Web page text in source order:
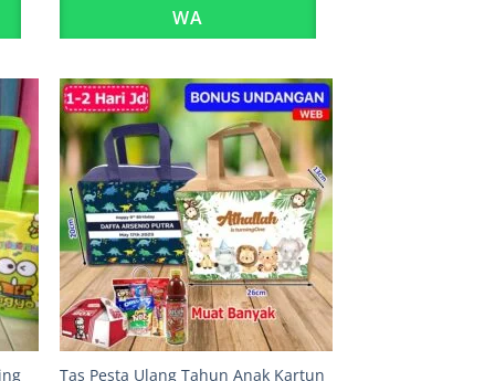
WA
Tas Pesta Ulang Tahun Anak Kartun